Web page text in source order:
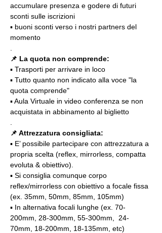
accumulare presenza e godere di futuri
sconti sulle iscrizioni
▪️ buoni sconti verso i nostri partners del
momento
📌 La quota non comprende:
▪️ Trasporti per arrivare in loco
▪️ Tutto quanto non indicato alla voce "la
quota comprende"
▪️ Aula Virtuale in video conferenza se non
acquistata in abbinamento al biglietto
📌 Attrezzatura consigliata:
▪️ E’ possibile partecipare con attrezzatura a
propria scelta (reflex, mirrorless, compatta
evoluta & obiettivo).
▪️ Si consiglia comunque corpo
reflex/mirrorless con obiettivo a focale fissa
(ex. 35mm, 50mm, 85mm, 105mm)
▪️ In alternativa focali lunghe (ex. 70-
200mm, 28-300mm, 55-300mm,  24-
70mm, 18-200mm, 18-135mm, etc)